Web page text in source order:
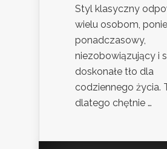
Styl klasyczny
wielu osobom,
ponadczasowy,
niezobowiązujący i
doskonałe tło dla
codziennego życia.
dlatego chętnie …